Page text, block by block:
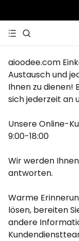
aioodee.com
Austausch und
Ihnen zu dienen!
sich jederzeit an
Unsere Online-
9:00-18:00
Wir werden
antworten.
Warme
lösen, bereiten
andere